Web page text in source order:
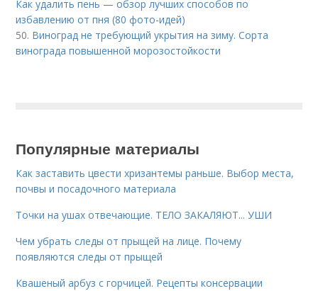
Как удалить пень — обзор лучших способов по
избавлению от пня (80 фото-идей)
50. Виноград не требующий укрытия на зиму. Сорта
винограда повышенной морозостойкости
Популярные материалы
Как заставить цвести хризантемы раньше. Выбор места,
почвы и посадочного материала
Точки на ушах отвечающие. ТЕЛО ЗАКАЛЯЮТ... УШИ
Чем убрать следы от прыщей на лице. Почему
появляются следы от прыщей
Квашеный арбуз с горчицей. Рецепты консервации